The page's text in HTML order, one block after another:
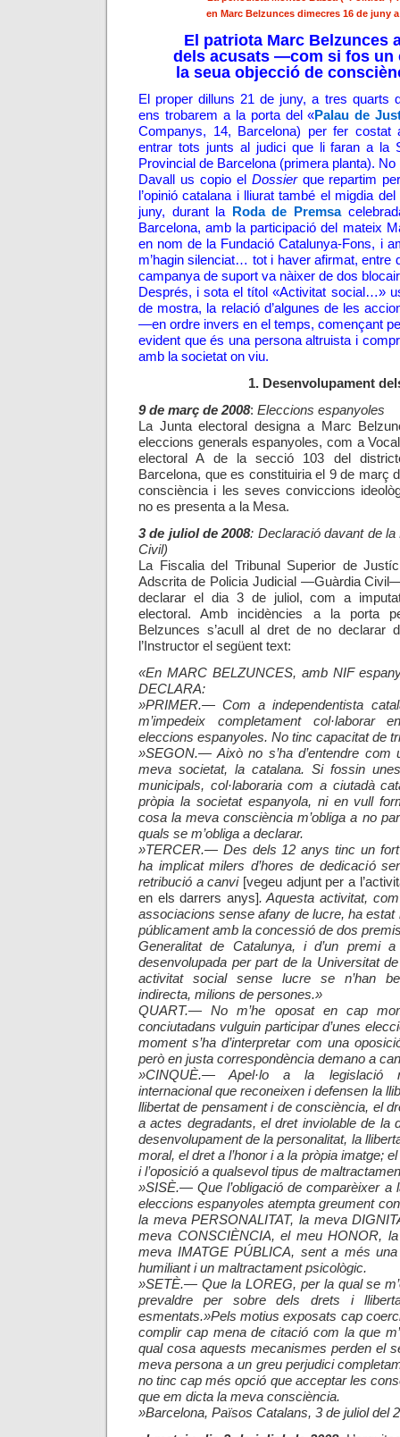
en Marc Belzunces dimecres 16 de juny a
El patriota Marc Belzunces
dels acusats —com si fos
la seua objecció de
El proper dilluns 21 de juny, a tres quarts
ens trobarem a la porta del «Palau de
Companys, 14, Barcelona) per fer
entrar tots junts al judici que li faran a la
Provincial de Barcelona (primera planta).
Davall us copio el Dossierque repartim
l’opinió catalana i lliurat també el migdia
juny, durant la
Roda de Premsa
Barcelona, amb la participació del mateix
en nom de la Fundació Catalunya-Fons, i
m’hagin silenciat… tot i haver afirmat, entre
campanya de suport va nàixer de dos
Després, i sota el títol «Activitat social…»
de mostra, la relació d’algunes de les
—en ordre invers en el temps, començant
evident que és una persona altruista i
amb la societat on viu.
1. Desenvolupament
9 de març de 2008: Eleccions espanyoles
La Junta electoral designa a Marc
eleccions generals espanyoles, com a
electoral A de la secció 103 del
Barcelona, que es constituiria el 9 de març
consciència i les seves conviccions
no es presenta a la Mesa.
3 de juliol de 2008: Declaració davant de
Civil)
La Fiscalia del Tribunal Superior de
Adscrita de Policia Judicial —Guàrdia
declarar el dia 3 de juliol, com a
electoral. Amb incidències a la porta
Belzunces s’acull al dret de no declarar
l’Instructor el següent text:
«En MARC BELZUNCES, amb NIF
DECLARA:
»PRIMER.— Com a independentista
m’impedeix completament col·laborar
eleccions espanyoles. No tinc capacitat de
»SEGON.— Això no s’ha d’entendre com
meva societat, la catalana. Si fossin
municipals, col·laboraria com a ciutadà
pròpia la societat espanyola, ni en vull
cosa la meva consciència m’obliga a no
quals se m’obliga a declarar.
»TERCER.— Des dels 12 anys tinc un
ha implicat milers d’hores de dedicació
retribució a canvi [vegeu adjunt per a
en els darrers anys]. Aquesta activitat,
associacions sense afany de lucre, ha estat
públicament amb la concessió de dos
Generalitat de Catalunya, i d’un premi
desenvolupada per part de la Universitat
activitat social sense lucre se n’han
indirecta, milions de persones.»
QUART.— No m’he oposat en cap
conciutadans vulguin participar d’unes
moment s’ha d’interpretar com una
però en justa correspondència demano a
»CINQUÈ.— Apel·lo a la legislació
internacional que reconeixen i defensen la
llibertat de pensament i de consciència, el
a actes degradants, el dret inviolable de la
desenvolupament de la personalitat, la
moral, el dret a l’honor i a la pròpia imatge;
i l’oposició a qualsevol tipus de
»SISÈ.— Que l’obligació de comparèixer a
eleccions espanyoles atempta greument
la meva PERSONALITAT, la meva
meva CONSCIÈNCIA, el meu HONOR,
meva IMATGE PÚBLICA, sent a més
humiliant i un maltractament psicològic.
»SETÈ.— Que la LOREG, per la qual se
prevaldre per sobre dels drets i
esmentats.»Pels motius exposats cap
complir cap mena de citació com la que
qual cosa aquests mecanismes perden el
meva persona a un greu perjudici
no tinc cap més opció que acceptar les
que em dicta la meva consciència.
»Barcelona, Països Catalans, 3 de juliol del